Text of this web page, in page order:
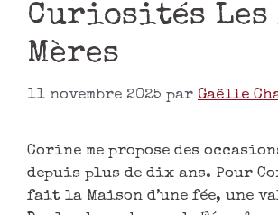
Curiosités Les
Mères
11 novembre 2025 par Gaëlle
Corine me propose des
depuis plus de dix ans. Pour
fait la Maison d’une fée, une